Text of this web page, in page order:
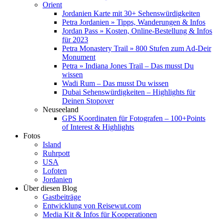
Orient
Jordanien Karte mit 30+ Sehenswürdigkeiten
Petra Jordanien » Tipps, Wanderungen & Infos
Jordan Pass » Kosten, Online-Bestellung & Infos
für 2023
Petra Monastery Trail » 800 Stufen zum Ad-Deir
Monument
Petra » Indiana Jones Trail – Das musst Du
wissen
Wadi Rum – Das musst Du wissen
Dubai Sehenswürdigkeiten – Highlights für
Deinen Stopover
Neuseeland
GPS Koordinaten für Fotografen – 100+Points
of Interest & Highlights
Fotos
Island
Ruhrpott
USA
Lofoten
Jordanien
Über diesen Blog
Gastbeiträge
Entwicklung von Reisewut.com
Media Kit & Infos für Kooperationen